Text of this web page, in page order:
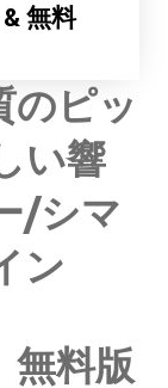
無料
のピッ
い響
/シマ
ン
無料版